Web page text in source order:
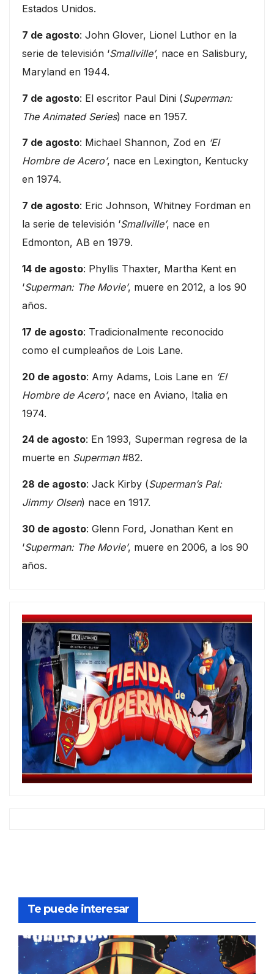
Estados Unidos.
7 de agosto: John Glover, Lionel Luthor en la
serie de televisión ‘Smallville’, nace en Salisbury,
Maryland en 1944.
7 de agosto: El escritor Paul Dini (Superman:
The Animated Series) nace en 1957.
7 de agosto: Michael Shannon, Zod en ‘El
Hombre de Acero’, nace en Lexington, Kentucky
en 1974.
7 de agosto: Eric Johnson, Whitney Fordman en
la serie de televisión ‘Smallville’, nace en
Edmonton, AB en 1979.
14 de agosto: Phyllis Thaxter, Martha Kent en
‘Superman: The Movie’, muere en 2012, a los 90
años.
17 de agosto: Tradicionalmente reconocido
como el cumpleaños de Lois Lane.
20 de agosto: Amy Adams, Lois Lane en ‘El
Hombre de Acero’, nace en Aviano, Italia en
1974.
24 de agosto: En 1993, Superman regresa de la
muerte en Superman#82.
28 de agosto: Jack Kirby (Superman’s Pal:
Jimmy Olsen) nace en 1917.
30 de agosto: Glenn Ford, Jonathan Kent en
‘Superman: The Movie’, muere en 2006, a los 90
años.
Te puede interesar